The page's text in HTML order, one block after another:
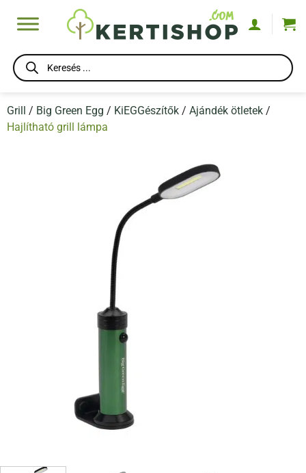
Products
search
Grill / Big Green Egg / KiEGGészítők / Ajándék ötletek /
Hajlítható grill lámpa